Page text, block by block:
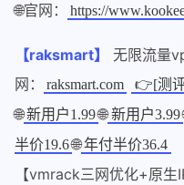
🌐官网：
https://
【raksmart】 无限流量
网：
raksmart.com 👉[测
🌐新用户1.99🌐 新用户3.99
半价19.6🌐年付半价36.4
【vmrack三网优化+原生